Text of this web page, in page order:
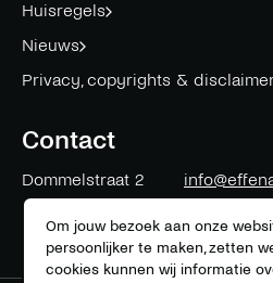
Huisregels
Nieuws
Privacy, copyrights &
Contact
Dommelstraat 2
5611 CK
Om jouw bezoek aan onze
persoonlijker te maken, zetten
cookies kunnen wij informatie